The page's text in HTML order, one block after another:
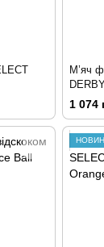
М’яч
Brillant
1 074